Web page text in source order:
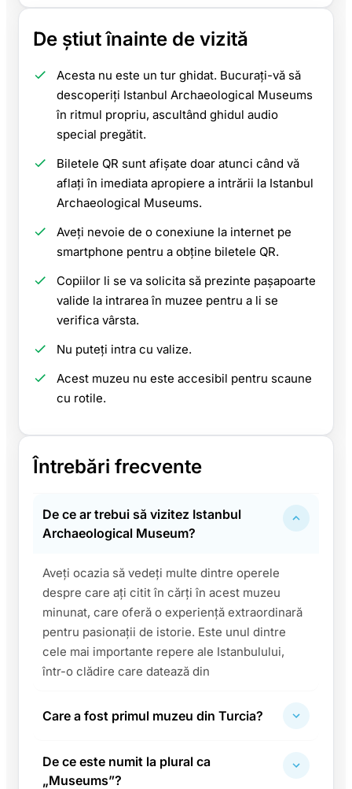
De știut înainte de vizită
Acesta nu este un tur ghidat. Bucurați-vă să
descoperiți Istanbul Archaeological Museums
în ritmul propriu, ascultând ghidul audio
special pregătit.
Biletele QR sunt afișate doar atunci când vă
aflați în imediata apropiere a intrării la Istanbul
Archaeological Museums.
Aveți nevoie de o conexiune la internet pe
smartphone pentru a obține biletele QR.
Copiilor li se va solicita să prezinte pașapoarte
valide la intrarea în muzee pentru a li se
verifica vârsta.
Nu puteți intra cu valize.
Acest muzeu nu este accesibil pentru scaune
cu rotile.
Întrebări frecvente
De ce ar trebui să vizitez Istanbul
Archaeological Museum?
Aveți ocazia să vedeți multe dintre operele
despre care ați citit în cărți în acest muzeu
minunat, care oferă o experiență extraordinară
pentru pasionații de istorie. Este unul dintre
cele mai importante repere ale Istanbulului,
într-o clădire care datează din
Care a fost primul muzeu din Turcia?
De ce este numit la plural ca
„Museums”?